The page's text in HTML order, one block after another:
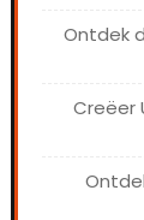
Ontdek
Creëer